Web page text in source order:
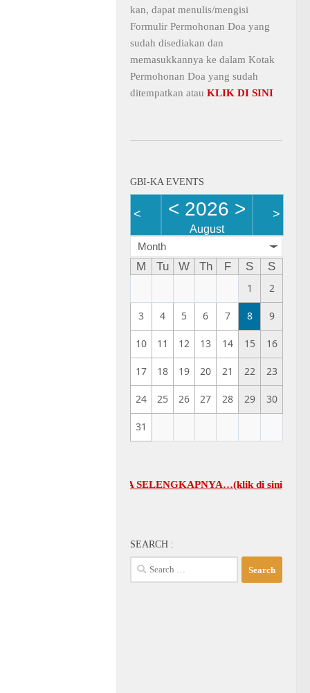
kan, dapat menulis/mengisi
Formulir Permohonan Doa yang
sudah disediakan dan
memasukkannya ke dalam Kotak
Permohonan Doa yang sudah
ditempatkan atau KLIK DI SINI
GBI-KA EVENTS
< < 2026 >
August
>
Month
M Tu W Th F S
S
1
2
3 4 5 6 7 8 9
10 11 12 13 14 15 16
17 18 19 20 21 22 23
24 25 26 27 28 29 30
31
UMUM GBI-KA SELENGKAPNYA…(klik di sini)
SEARCH :
Search
for: